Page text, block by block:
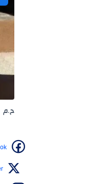
ح.م